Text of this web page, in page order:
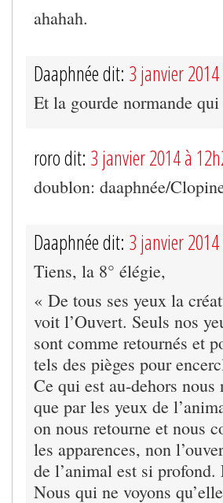
ahahah.
Daaphnée dit: 3 janvier
Et la gourde normande
roro dit: 3 janvier 2014 à
doublon: daaphnée/
Daaphnée dit: 3 janvier
Tiens, la 8° élégie,
« De tous ses yeux la
voit l’Ouvert. Seuls nos
sont comme retournés et
tels des pièges pour
Ce qui est au-dehors nous
que par les yeux de
on nous retourne et nous
les apparences, non
de l’animal est si
Nous qui ne voyons